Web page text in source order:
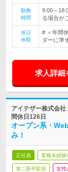
勤務
時間
9:00～
る場合が
休日
休暇
# ＜年間
ダーに準
求人詳細
アイテザー株式会
間休日126日
オープン系・
み！
正社員 業種未経験
第二新卒歓迎 女性